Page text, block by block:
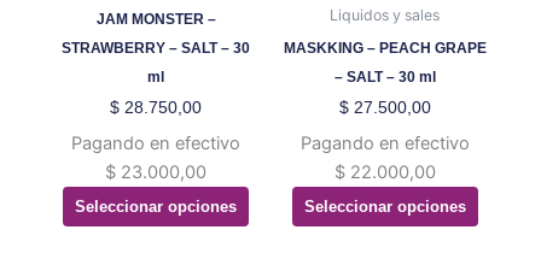
JAM MONSTER –
STRAWBERRY – SALT – 30
ml
$ 28.750,00
Pagando en efectivo
$ 23.000,00
Seleccionar opciones
Las
opciones
se
pueden
en
la
página
Liquidos y sales
MASKKING – PEACH GRAPE
– SALT – 30 ml
$27.500,00
Pagando en efectivo
$22.000,00
Seleccionar opciones
Las
opciones
se
pueden
en
la
página